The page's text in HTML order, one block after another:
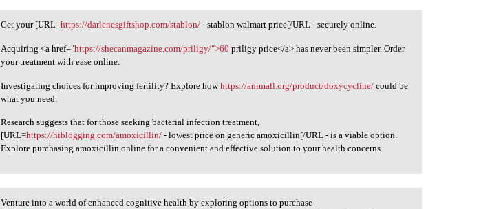
Get your [URL=https:/
Get your [URL=https://darlenesgiftshop.com/stablon/ - stablon walmart price[/URL - securely online.
Acquiring <a href="https://shecanmagazine.com/priligy/">60 priligy price</a> has never been simpler. Order
your treatment with ease online.
Investigating choices for improving fertility? Explore howhttps://animall.org/product/doxycycline/ could be
what you need.
Research suggests that for those seeking bacterial infection treatment,
[URL=https://hiblogging.com/amoxicillin/ - lowest price on generic amoxicillin[/URL - is a viable option.
Explore purchasing amoxicillin online for a convenient and effective solution to your health concerns.
Venture into a world of enhanced cognitive health by exploring options to purchase